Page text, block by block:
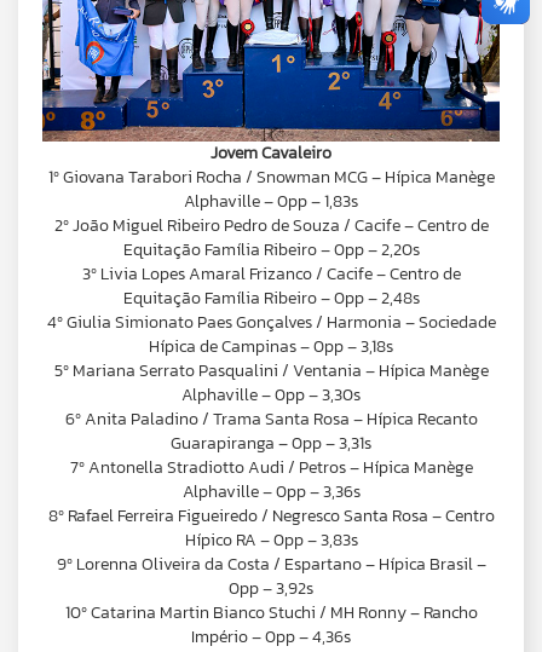
Jovem Cavaleiro
1º Giovana Tarabori Rocha / Snowman MCG – Hípica Manège
Alphaville – 0pp – 1,83s
2º João Miguel Ribeiro Pedro de Souza / Cacife – Centro de
Equitação Família Ribeiro – 0pp – 2,20s
3º Livia Lopes Amaral Frizanco / Cacife – Centro de
Equitação Família Ribeiro – 0pp – 2,48s
4º Giulia Simionato Paes Gonçalves / Harmonia – Sociedade
Hípica de Campinas – 0pp – 3,18s
5º Mariana Serrato Pasqualini / Ventania – Hípica Manège
Alphaville – 0pp – 3,30s
6º Anita Paladino / Trama Santa Rosa – Hípica Recanto
Guarapiranga – 0pp – 3,31s
7º Antonella Stradiotto Audi / Petros – Hípica Manège
Alphaville – 0pp – 3,36s
8º Rafael Ferreira Figueiredo / Negresco Santa Rosa – Centro
Hípico RA – 0pp – 3,83s
9º Lorenna Oliveira da Costa / Espartano – Hípica Brasil –
0pp – 3,92s
10º Catarina Martin Bianco Stuchi / MH Ronny – Rancho
Império – 0pp – 4,36s